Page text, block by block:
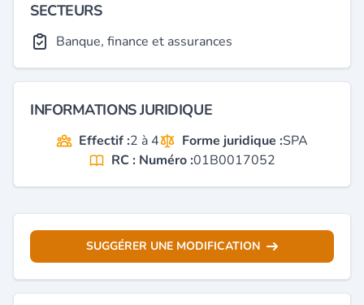
SECTEURS
Banque, finance et assurances
INFORMATIONS JURIDIQUE
Effectif :2 à 4 Forme juridique :SPA
RC : Numéro :01B0017052
SUGGÉRER UNE MODIFICATION